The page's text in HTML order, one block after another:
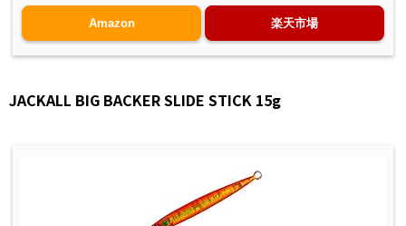
Amazon 楽天市場
JACKALL BIG BACKER SLIDE STICK 15g